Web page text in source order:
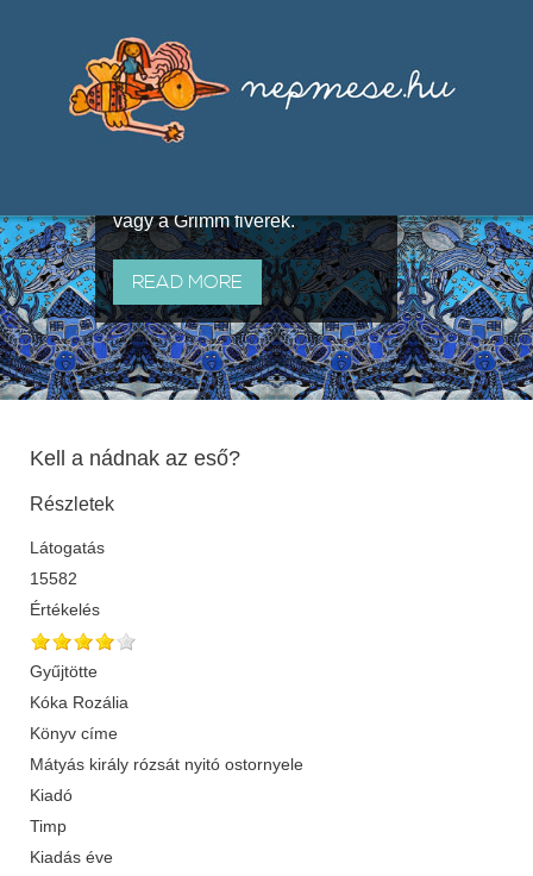
útján terjedő elbeszélésekből,
melyeket olyan ismert gyűjtők
állítottak össze, mint Benedek
vagy a Grimm fivérek.
READ MORE
Kell a nádnak az eső?
Részletek
Látogatás
15582
Értékelés
Gyűjtötte
Kóka Rozália
Könyv címe
Mátyás király rózsát nyitó ostornyele
Kiadó
Timp
Kiadás éve